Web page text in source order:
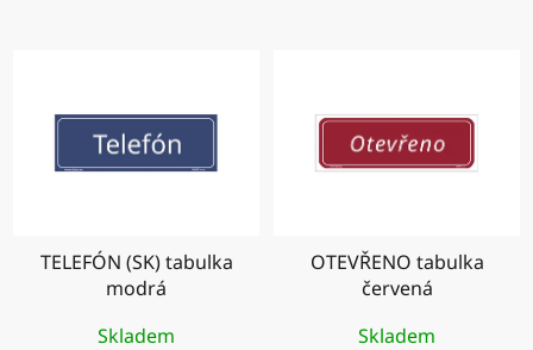
TELEFÓN (SK) tabulka
modrá
Skladem
OTEVŘENO tabulka
červená
Skladem